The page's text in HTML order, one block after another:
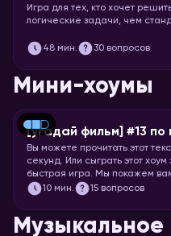
Игра для тех, кто хочет
логические задачи, чем
48 мин. 30 вопросов
Мини-хоумы
[угадай фильм] #13 по
Вы можете прочитать этот
секунд. Или сыграть этот хоум
быстрая игра. Мы покажем
мультфильмов и аниме, а ваша
10 мин. 15 вопросов
Музыкальное